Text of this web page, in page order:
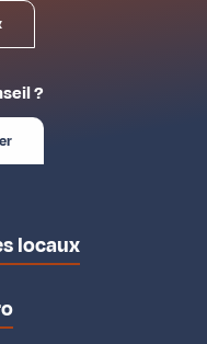
?
locaux